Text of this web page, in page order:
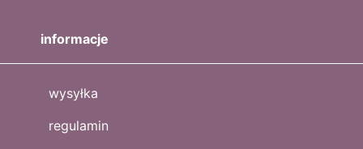
informacje
wysyłka
regulamin